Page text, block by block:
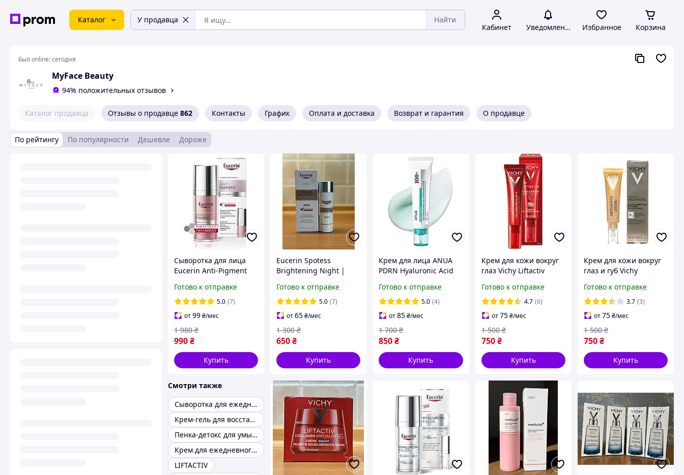
Каталог У продавца Найти
Кабинет Уведомления Избранное Корзина
Был online:сегодня
MyFace Beauty
94% положительных отзывов
Каталог продавца Отзывы о продавце 862 Контакты График Оплата и доставка Возврат и гарантия О продавце
По рейтингу По популярности Дешевле Дороже
Сыворотка для лица
Eucerin Anti-Pigment
против пигментации с
Thiamidol и
гиалуроновой кислотой
Готово к отправке
5.0 (7)
от99₴/мес
990₴
1 980 ₴
Купить
Eucerin Spotess
Brightening Night |
пигментации с
Thiamidol |
Осветление темных
пятен | 50 мл
Готово к отправке
5.0 (7)
от65₴/мес
650₴
1 300 ₴
Купить
Крем для лица ANUA
PDRN Hyaluronic Acid
60 мл увлажняющий с
PDRN и гиалуроновой
кислотой (white/green)
Готово к отправке
5.0 (4)
от85₴/мес
850₴
1 700 ₴
Купить
Крем для кожи вокруг
глаз Vichy Liftactiv
Eye Care 15 мл
антивозрастной
против морщин
Готово к отправке
4.7 (6)
от75 ₴/мес
750 ₴
1 500 ₴
Купить
Крем для кожи вокруг
глаз и губ Vichy
Corrective Eye Care 15
мл антивозрастной с
Proxylane и
ниацинамидом
Готово к отправке
3.7 (3)
от75₴/мес
750₴
1 500 ₴
Купить
Смотри также
Сыворотка для ежедневного ухода
Крем-гель для восстановления кожи вератин
Пенка-детокс для умывания для чувствительной кожи
Крем для ежедневного ухода
LIFTACTIV